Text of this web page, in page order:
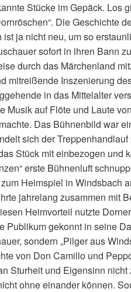
Stücke im Gepäck. Los
Die Geschichte
ist ja nicht neu, um so
sofort in ihren Bann
durch das Märchenland
mitreißende Inszenierung
in das Mittelalter
Musik auf Flöte und Laute
Das Bühnenbild war
sich der
Stück mit einbezogen und
erste Bühnenluft
Heimspiel in Windsbach
jahrelang zusammen mit
Heimvorteil nutzte
Publikum gekonnt in seine
sondern „Pilger aus
von Don Camillo und
Sturheit und Eigensinn nicht
ohne einander können.